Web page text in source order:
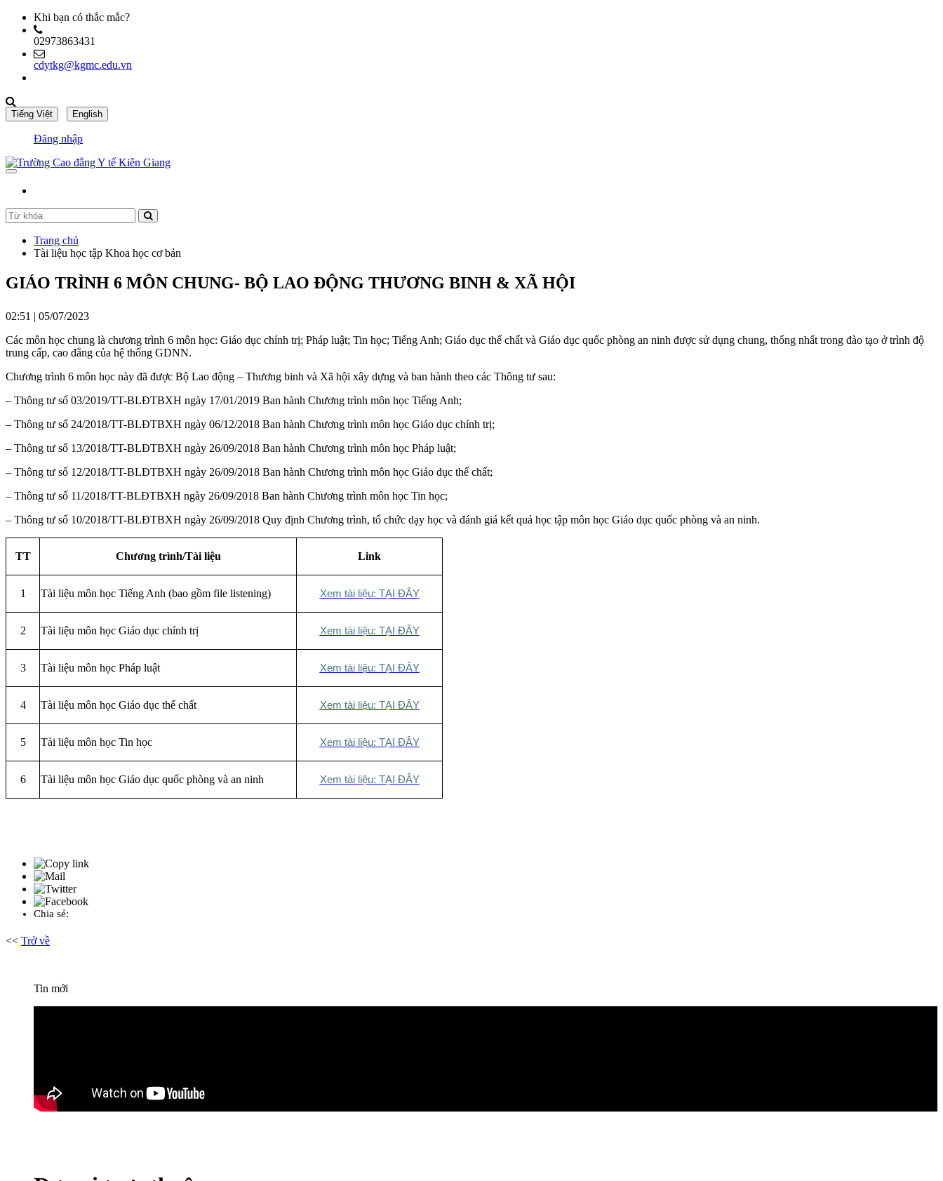
Khi bạn có thắc mắc?
02973863431
cdytkg@kgmc.edu.vn
Đăng nhập
Trang chủ
Tài liệu học tập Khoa học cơ bản
GIÁO TRÌNH 6 MÔN CHUNG- BỘ LAO ĐỘNG THƯƠNG BINH & XÃ HỘI
02:51 | 05/07/2023
Các môn học chung là chương trình 6 môn học: Giáo dục chính trị; Pháp luật; Tin học; Tiếng Anh; Giáo dục thể chất và Giáo dục quốc phòng an ninh được sử dụng chung, thống nhất trong đào tạo ở trình độ
trung cấp, cao đẳng của hệ thống GDNN.
Chương trình 6 môn học này đã được Bộ Lao động – Thương binh và Xã hội xây dựng và ban hành theo các Thông tư sau:
– Thông tư số 03/2019/TT-BLĐTBXH ngày 17/01/2019 Ban hành Chương trình môn học Tiếng Anh;
– Thông tư số 24/2018/TT-BLĐTBXH ngày 06/12/2018 Ban hành Chương trình môn học Giáo dục chính trị;
– Thông tư số 13/2018/TT-BLĐTBXH ngày 26/09/2018 Ban hành Chương trình môn học Pháp luật;
– Thông tư số 12/2018/TT-BLĐTBXH ngày 26/09/2018 Ban hành Chương trình môn học Giáo dục thể chất;
– Thông tư số 11/2018/TT-BLĐTBXH ngày 26/09/2018 Ban hành Chương trình môn học Tin học;
– Thông tư số 10/2018/TT-BLĐTBXH ngày 26/09/2018 Quy định Chương trình, tổ chức dạy học và đánh giá kết quả học tập môn học Giáo dục quốc phòng và an ninh.
TT Chương trình/Tài liệu Link
1 Tài liệu môn học Tiếng Anh (bao gồm file listening) Xem tài liệu: TẠI ĐÂY
2 Tài liệu môn học Giáo dục chính trị Xem tài liệu: TẠI ĐÂY
3 Tài liệu môn học Pháp luật Xem tài liệu: TẠI ĐÂY
4 Tài liệu môn học Giáo dục thể chất Xem tài liệu: TẠI ĐÂY
5 Tài liệu môn học Tin học Xem tài liệu: TẠI ĐÂY
6 Tài liệu môn học Giáo dục quốc phòng và an ninh Xem tài liệu: TẠI ĐÂY
Chia sẻ:
<< Trở về
Tin mới